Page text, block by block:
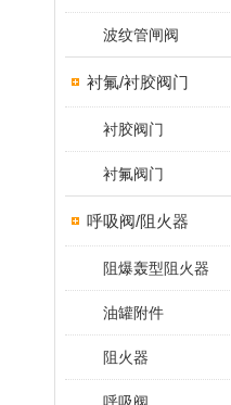
波纹管闸阀
衬氟/衬胶阀门
衬胶阀门
衬氟阀门
呼吸阀/阻火器
阻爆轰型阻火器
油罐附件
阻火器